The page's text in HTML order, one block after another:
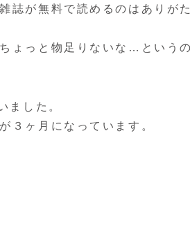
誌が無料で読めるのはありがた
ょっと物足りないな…というの
ました。
３ヶ月になっています。